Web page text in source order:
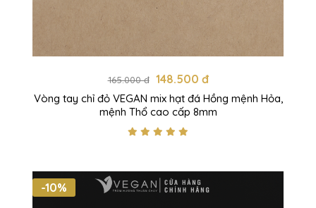
165.000 đ 148.500 đ
Vòng tay chỉ đỏ VEGAN mix hạt đá Hồng mệnh Hỏa,
mệnh Thổ cao cấp 8mm
-10%